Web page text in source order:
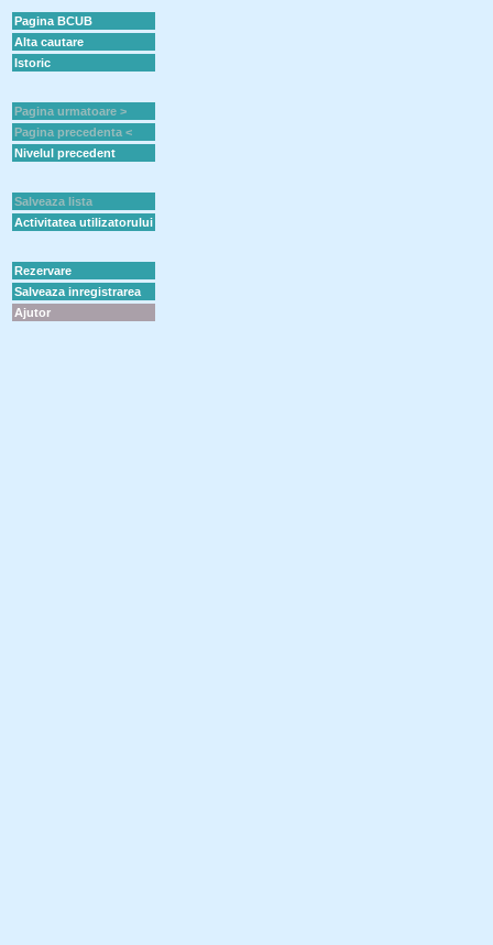
Pagina BCUB
Alta cautare
Istoric
Pagina urmatoare >
Pagina precedenta <
Nivelul precedent
Salveaza lista
Activitatea utilizatorului
Rezervare
Salveaza inregistrarea
Ajutor